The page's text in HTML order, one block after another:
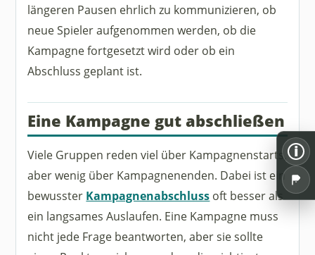
längeren Pausen ehrlich zu kommunizieren, ob
neue Spieler aufgenommen werden, ob die
Kampagne fortgesetzt wird oder ob ein
Abschluss geplant ist.
Eine Kampagne gut abschließen
Viele Gruppen reden viel über Kampagnenstarts,
aber wenig über Kampagnenenden. Dabei ist ein
bewusster Kampagnenabschluss oft besser als
ein langsames Auslaufen. Eine Kampagne muss
nicht jede Frage beantworten, aber sie sollte
i